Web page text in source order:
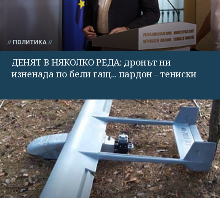
ПОЛИТИКА
ДЕНЯТ В НЯКОЛКО РЕДА: дронът ни
изненада по бели гащ... пардон - тениски